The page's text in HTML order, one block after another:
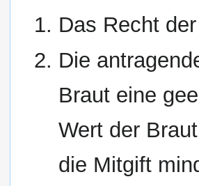
Das Recht
Die
Braut eine
Wert der
die Mitgift